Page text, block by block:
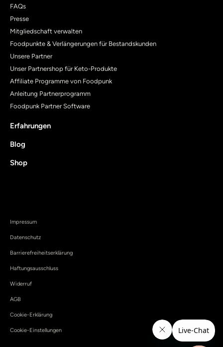
FAQs
Presse
Mitgliedschaft verwalten
Foodpunkte & Verlängerungen für Bestandskunden
Unsere Partner
Unser Partnershop für Keto-Produkte
Affiliate Programme von Foodpunk
Anleitung Partnerprogramm
Foodpunk Partner Software
Erfahrungen
Blog
Shop
Impressum
Datenschutz
Barrierefreiheitserklärung
Haftungsausschluss
Widerruf
AGB
Cookie-Erklärung
Cookie-Einstellungen